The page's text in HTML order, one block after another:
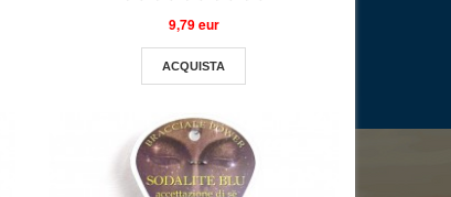
9,79 eur
ACQUISTA